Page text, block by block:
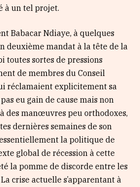
à un tel projet.
Babacar Ndiaye, à quelques
deuxième mandat à la tête de la
toutes sortes de pressions
de membres du Conseil
réclamaient explicitement sa
eu gain de cause mais non
des manœuvres peu orthodoxes,
dernières semaines de son
la politique de
global de récession à cette
la pomme de discorde entre les
crise actuelle s’apparentant à